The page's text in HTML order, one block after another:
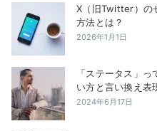
X（旧Twitter）の
方法とは？
2026年1月1日
「ステータス」
い方と言い換え表
2024年6月17日